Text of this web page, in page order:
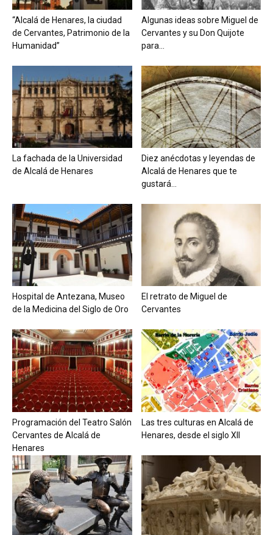
“Alcalá de Henares, la ciudad
de Cervantes, Patrimonio de la
Humanidad”
Algunas ideas sobre Miguel de
Cervantes y su Don Quijote
para...
La fachada de la Universidad
de Alcalá de Henares
Diez anécdotas y leyendas de
Alcalá de Henares que te
gustará...
Hospital de Antezana, Museo
de la Medicina del Siglo de Oro
El retrato de Miguel de
Cervantes
Programación del Teatro Salón
Cervantes de Alcalá de
Henares
Las tres culturas en Alcalá de
Henares, desde el siglo XII